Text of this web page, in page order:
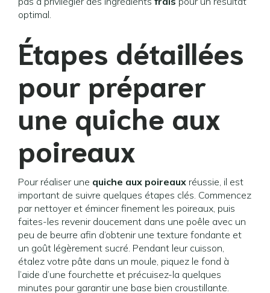
optimal.
Étapes détaillées
pour préparer
une quiche aux
poireaux
Pour réaliser une quiche aux poireaux réussie, il est
important de suivre quelques étapes clés. Commencez
par nettoyer et émincer finement les poireaux, puis
faites-les revenir doucement dans une poêle avec un
peu de beurre afin d’obtenir une texture fondante et
un goût légèrement sucré. Pendant leur cuisson,
étalez votre pâte dans un moule, piquez le fond à
l’aide d’une fourchette et précuisez-la quelques
minutes pour garantir une base bien croustillante.